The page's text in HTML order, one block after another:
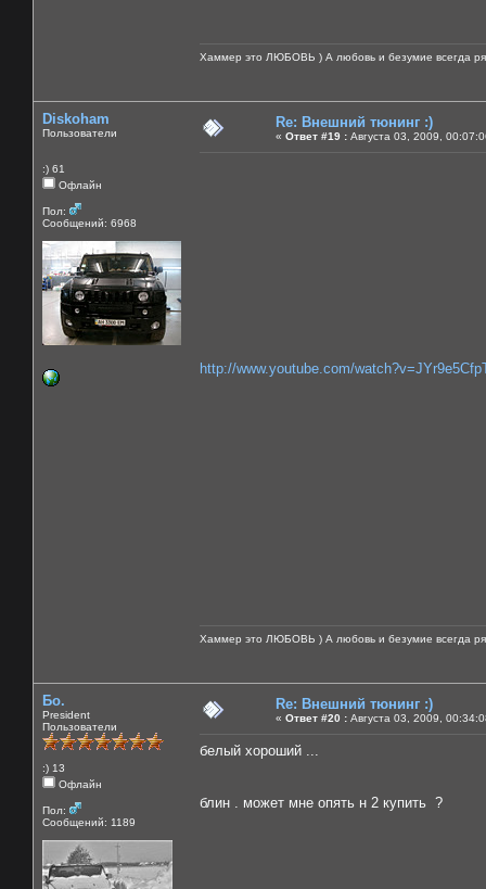
Хаммер это ЛЮБОВЬ ) А любовь и безумие всегда
Diskoham
Пользователи
:) 61
Офлайн
Пол:
Сообщений: 6968
Re: Внешний тюнинг :)
« Ответ #19 : Августа 03, 2009,
http://www.youtube.com/
Хаммер это ЛЮБОВЬ ) А любовь и безумие всегда
Бо.
President
Пользователи
:) 13
Офлайн
Пол:
Сообщений: 1189
Re: Внешний тюнинг :)
« Ответ #20 : Августа 03, 2009,
белый хороший ...
блин . может мне опять н 2 купить ?